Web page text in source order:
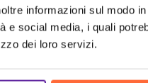
informazioni sul modo
e social media, i quali
dei loro servizi.